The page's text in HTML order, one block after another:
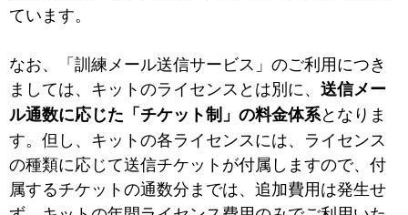
ています。
なお、「訓練メール送信サービス」のご利用につき
ましては、キットのライセンスとは別に、 送信メー
ル通数に応じた「チケット制」の料金体系となりま
す。但し、キットの各ライセンスには、ライセンス
の種類に応じて送信チケットが付属しますので、付
属するチケットの通数分までは、追加費用は発生せ